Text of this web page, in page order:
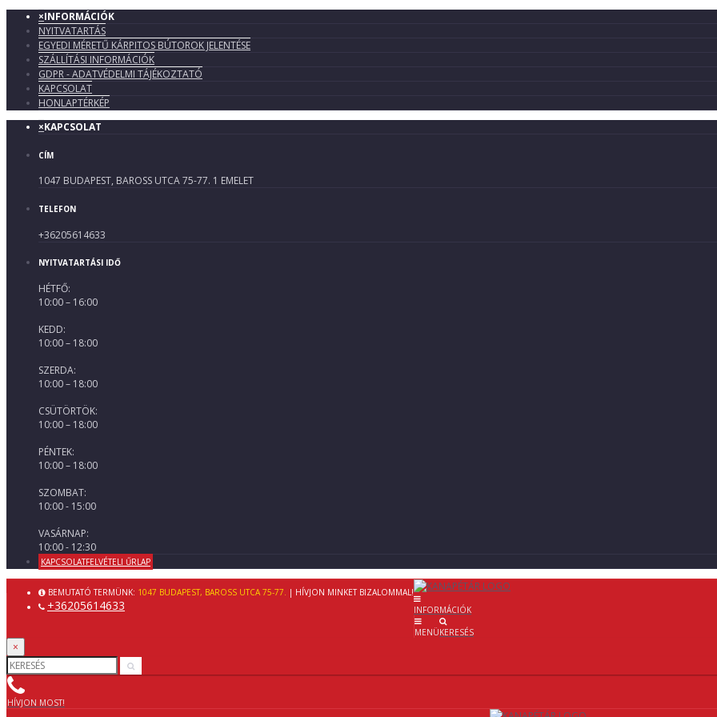
×INFORMÁCIÓK
NYITVATARTÁS
EGYEDI MÉRETŰ KÁRPITOS BÚTOROK JELENTÉSE
SZÁLLÍTÁSI INFORMÁCIÓK
GDPR - ADATVÉDELMI TÁJÉKOZTATÓ
KAPCSOLAT
HONLAPTÉRKÉP
×KAPCSOLAT
CÍM
1047 BUDAPEST, BAROSS UTCA 75-77. 1 EMELET
TELEFON
+36205614633
NYITVATARTÁSI IDŐ
HÉTFŐ:
10:00 – 16:00
KEDD:
10:00 – 18:00
SZERDA:
10:00 – 18:00
CSÜTÖRTÖK:
10:00 – 18:00
PÉNTEK:
10:00 – 18:00
SZOMBAT:
10:00 - 15:00
VASÁRNAP:
10:00 - 12:30
KAPCSOLATFELVÉTELI ŰRLAP
BEMUTATÓ TERMÜNK: 1047 BUDAPEST, BAROSS UTCA 75-77. | HÍVJON MINKET BIZALOMMAL!
+36205614633
INFORMÁCIÓK
MENÜKERESÉS
×
HÍVJON MOST!